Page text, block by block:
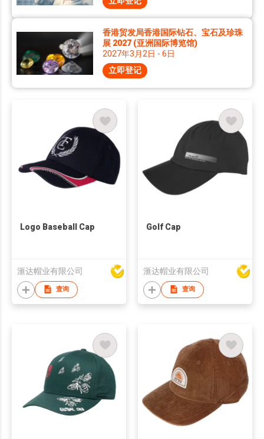
香港贸发局香港国际钻石、宝石及珍珠
展 2027 (亚洲国际博览馆)
2027年3月2日 - 6日
立即登记
Logo Baseball Cap
滙达帽业有限公司
查询
Golf Cap
滙达帽业有限公司
查询